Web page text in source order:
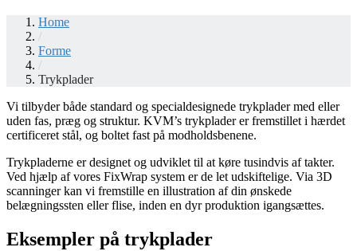
Home
/
Forme
/
Trykplader
Vi tilbyder både standard og specialdesignede trykplader med eller
uden fas, præg og struktur. KVM’s trykplader er fremstillet i hærdet
certificeret stål, og boltet fast på modholdsbenene.
Trykpladerne er designet og udviklet til at køre tusindvis af takter.
Ved hjælp af vores FixWrap system er de let udskiftelige. Via 3D
scanninger kan vi fremstille en illustration af din ønskede
belægningssten eller flise, inden en dyr produktion igangsættes.
Eksempler på trykplader